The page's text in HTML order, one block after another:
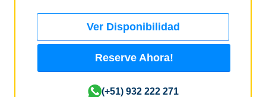
Ver Disponibilidad
Reserve Ahora!
(+51) 932 222 271